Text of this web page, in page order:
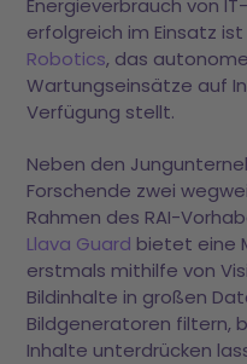
Energieverbrauch von
erfolgreich im Einsatz
Robotics, das
Wartungseinsätze auf
Verfügung stellt.
Neben den
Forschende zwei
Rahmen des RAI-
Llava Guard bietet eine
erstmals mithilfe von
Bildinhalte in großen
Bildgeneratoren filtern,
Inhalte unterdrücken